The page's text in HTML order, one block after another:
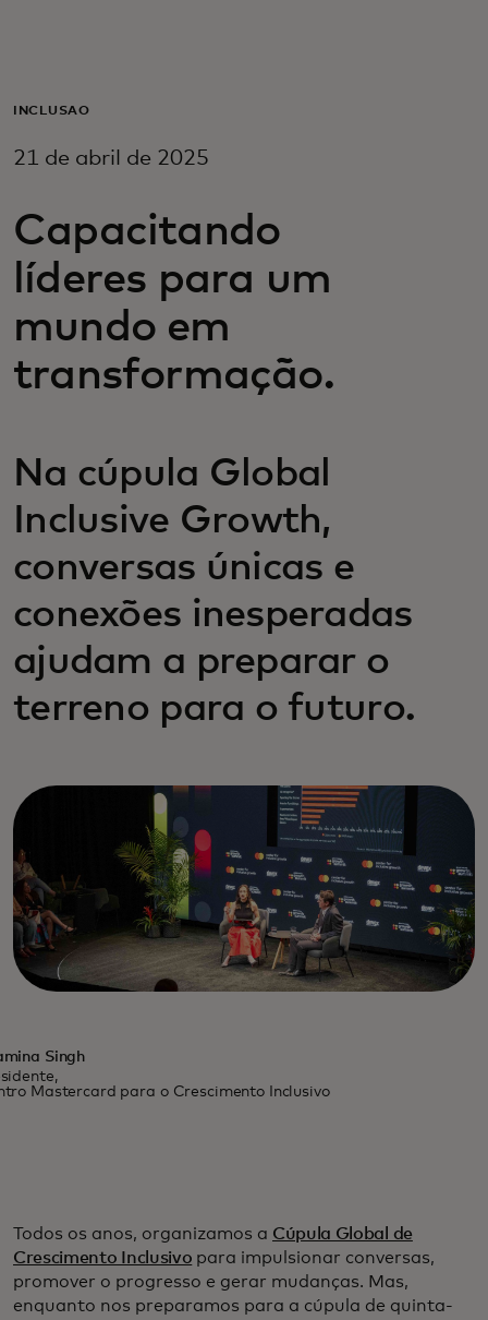
Para empresas
Para inovadores
Notícias e tendências
INCLUSÃO
21 de abril de 2025
Capacitando
líderes para um
mundo em
transformação.
Na cúpula Global
Inclusive Growth,
conversas únicas e
conexões inesperadas
ajudam a preparar o
terreno para o futuro.
Singh
Mastercard para o Crescimento Inclusivo
Todos os anos, organizamos a Cúpula Global de
Crescimento Inclusivo para impulsionar conversas,
promover o progresso e gerar mudanças. Mas,
enquanto nos preparamos para a cúpula de quinta-